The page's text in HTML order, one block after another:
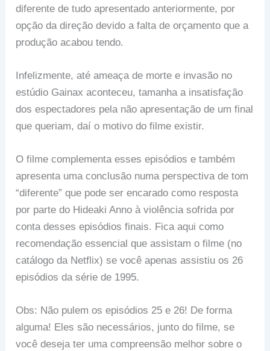
diferente de tudo apresentado anteriormente, por
opção da direção devido a falta de orçamento que a
produção acabou tendo.
Infelizmente, até ameaça de morte e invasão no
estúdio Gainax aconteceu, tamanha a insatisfação
dos espectadores pela não apresentação de um final
que queriam, daí o motivo do filme existir.
O filme complementa esses episódios e também
apresenta uma conclusão numa perspectiva de tom
“diferente” que pode ser encarado como resposta
por parte do Hideaki Anno à violência sofrida por
conta desses episódios finais. Fica aqui como
recomendação essencial que assistam o filme (no
catálogo da Netflix) se você apenas assistiu os 26
episódios da série de 1995.
Obs: Não pulem os episódios 25 e 26! De forma
alguma! Eles são necessários, junto do filme, se
você deseja ter uma compreensão melhor sobre o